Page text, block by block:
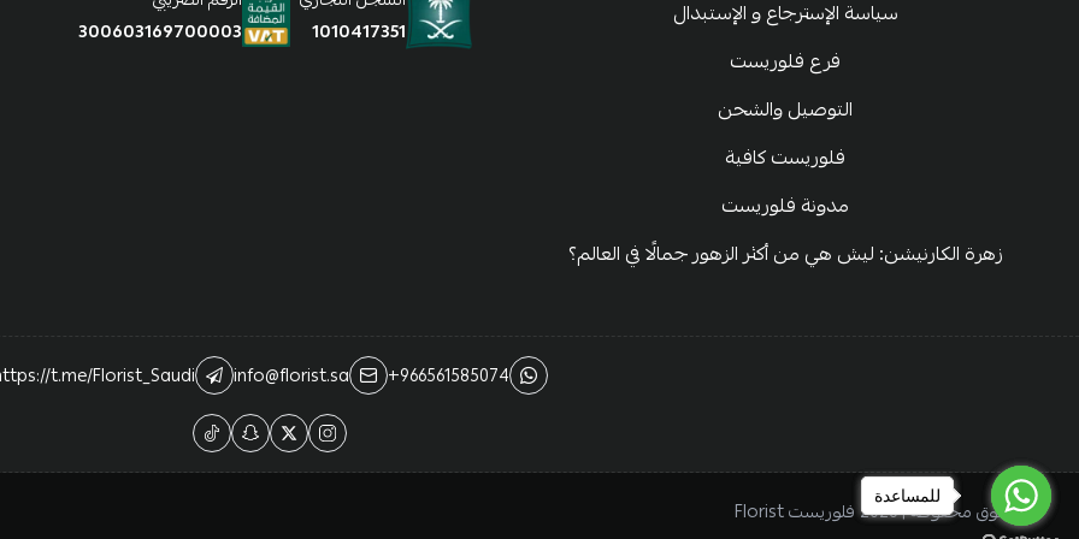
سياسة الإسترجاع و الإستبدال
فرع فلوريست
التوصيل والشحن
فلوريست كافية
مدونة فلوريست
زهرة الكارنيشن: ليش هي من أكثر الزهور جمالًا في العالم؟
1010417351
300603169700003
+966561585074
info@florist.sa
t.me/Florist_Saudi
الحقوق محفوظة | 2026 فلوريست Florist
للمساعدة
للمساعدة
للمساعدة